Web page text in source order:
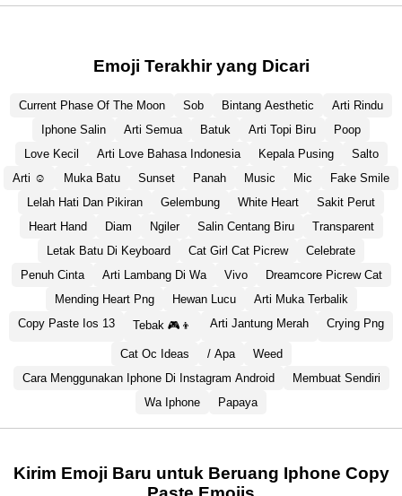
Emoji Terakhir yang Dicari
Current Phase Of The Moon Sob Bintang Aesthetic
Arti Rindu
Iphone Salin
Arti Semua Batuk Arti Topi Biru
Poop
Love Kecil
Arti Love Bahasa Indonesia Kepala Pusing
Salto
Arti ☺️
Muka Batu Sunset Panah Music Mic
Fake Smile
Lelah Hati Dan Pikiran
Gelembung White Heart
Sakit Perut
Heart Hand
Diam Ngiler Salin Centang Biru
Transparent
Letak Batu Di Keyboard
Cat Girl Cat Picrew
Celebrate
Penuh Cinta
Arti Lambang Di Wa Vivo
Dreamcore Picrew Cat
Mending Heart Png
Hewan Lucu
Arti Muka Terbalik
Copy Paste Ios 13
Tebak 🎮👦 Arti Jantung Merah Crying Png
Cat Oc Ideas / Apa
Weed
Cara Menggunakan Iphone Di Instagram Android
Membuat Sendiri
Wa Iphone
Papaya
Kirim Emoji Baru untuk Beruang Iphone Copy